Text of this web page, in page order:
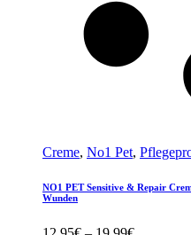
Creme, No1 Pet,
NO1 PET Sensitive & Repair
Wunden